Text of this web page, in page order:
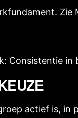
Zie
Consistentie in
actief is, in